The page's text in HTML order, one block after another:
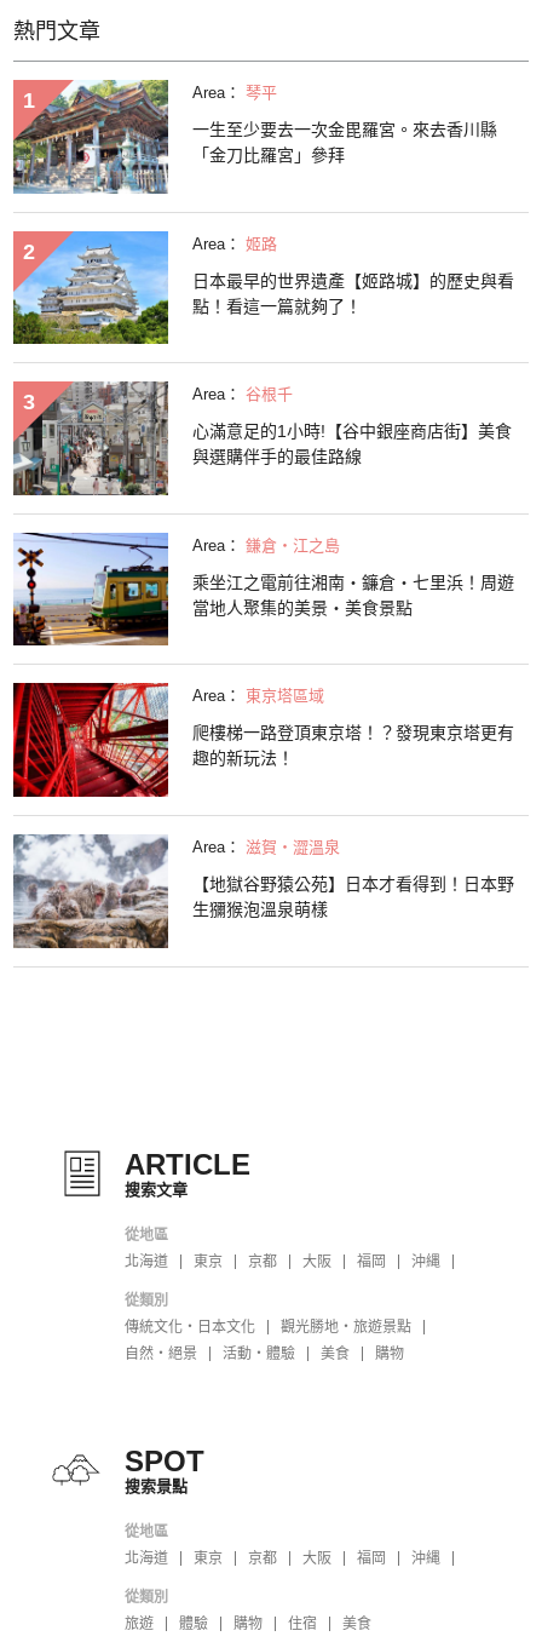
熱門文章
Area： 琴平
一生至少要去一次金毘羅宮。來去香川縣
「金刀比羅宮」參拜
Area： 姬路
日本最早的世界遺產【姬路城】的歷史與看
點！看這一篇就夠了！
Area： 谷根千
心滿意足的1小時!【谷中銀座商店街】美食
與選購伴手的最佳路線
Area： 鎌倉・江之島
乘坐江之電前往湘南・鐮倉・七里浜！周遊
當地人聚集的美景・美食景點
Area： 東京塔區域
爬樓梯一路登頂東京塔！？發現東京塔更有
趣的新玩法！
Area： 滋賀・澀溫泉
【地獄谷野猿公苑】日本才看得到！日本野
生獼猴泡溫泉萌樣
ARTICLE
搜索文章
從地區
北海道
東京 京都 大阪 福岡 沖縄
從類別
傳統文化・日本文化
觀光勝地・旅遊景點
自然・絕景
活動・體驗 美食 購物
SPOT
搜索景點
從地區
北海道
東京 京都 大阪 福岡 沖縄
從類別
旅遊
體驗 購物 住宿 美食